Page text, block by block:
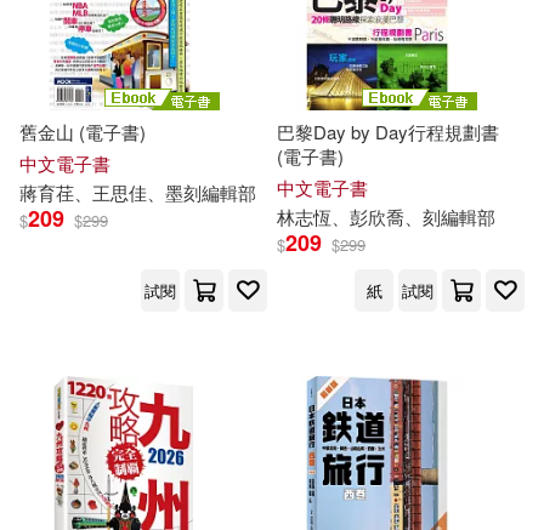
舊金山 (電子書)
中文電子書
蔣育荏、王思佳、 墨刻編輯部
$209 $299
試閱
巴黎Day by Day行程規劃書
(電子書)
中文電子書
林志恆、彭欣喬、 刻編輯部
$209 $299
紙
試閱